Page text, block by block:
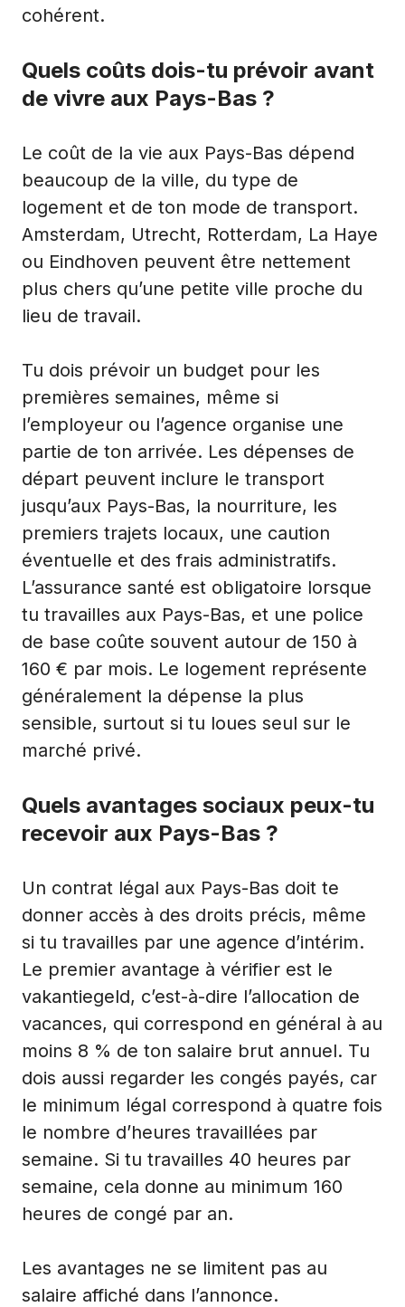
cohérent.
Quels coûts dois-tu prévoir avant
de vivre aux Pays-Bas ?
Le coût de la vie aux Pays-Bas dépend
beaucoup de la ville, du type de
logement et de ton mode de transport.
Amsterdam, Utrecht, Rotterdam, La Haye
ou Eindhoven peuvent être nettement
plus chers qu’une petite ville proche du
lieu de travail.
Tu dois prévoir un budget pour les
premières semaines, même si
l’employeur ou l’agence organise une
partie de ton arrivée. Les dépenses de
départ peuvent inclure le transport
jusqu’aux Pays-Bas, la nourriture, les
premiers trajets locaux, une caution
éventuelle et des frais administratifs.
L’assurance santé est obligatoire lorsque
tu travailles aux Pays-Bas, et une police
de base coûte souvent autour de 150 à
160 € par mois. Le logement représente
généralement la dépense la plus
sensible, surtout si tu loues seul sur le
marché privé.
Quels avantages sociaux peux-tu
recevoir aux Pays-Bas ?
Un contrat légal aux Pays-Bas doit te
donner accès à des droits précis, même
si tu travailles par une agence d’intérim.
Le premier avantage à vérifier est le
vakantiegeld, c’est-à-dire l’allocation de
vacances, qui correspond en général à au
moins 8 % de ton salaire brut annuel. Tu
dois aussi regarder les congés payés, car
le minimum légal correspond à quatre fois
le nombre d’heures travaillées par
semaine. Si tu travailles 40 heures par
semaine, cela donne au minimum 160
heures de congé par an.
Les avantages ne se limitent pas au
salaire affiché dans l’annonce.